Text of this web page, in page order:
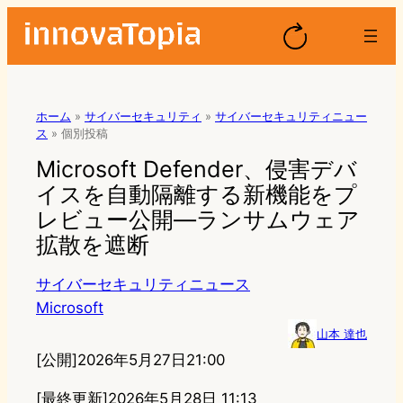
ホーム » サイバーセキュリティ » サイバーセキュリティニュー
ス » 個別投稿
Microsoft Defender、侵害デバ
イスを自動隔離する新機能をプ
レビュー公開—ランサムウェア
拡散を遮断
サイバーセキュリティニュース
Microsoft
山本 達也
[公開]2026年5月27日21:00
[最終更新]2026年5月28日 11:13